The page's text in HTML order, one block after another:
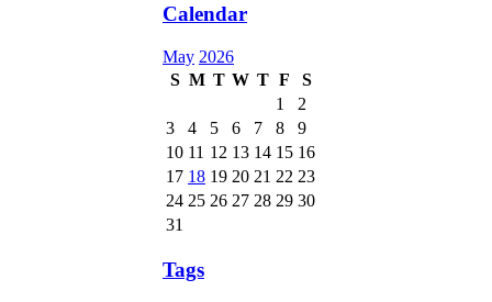
Calendar
May 2026
S M T W T F
S
1
2
3
4 5 6 7 8
9
10 11 12 13 14 15 16
17 18 19 20 21 22 23
24 25 26 27 28 29 30
31
Tags